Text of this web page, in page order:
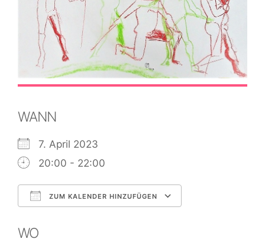
WANN
7. April 2023
20:00 - 22:00
ZUM KALENDER HINZUFÜGEN
WO